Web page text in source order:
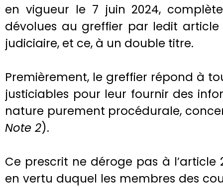
en vigueur le 7 juin 2024,
dévolues au greffier par ledit article
judiciaire, et ce, à un double titre.
Premièrement, le greffier répond à
justiciables pour leur fournir des
nature purement procédurale,
Note 2).
Ce prescrit ne déroge pas à l’article
en vertu duquel les membres des